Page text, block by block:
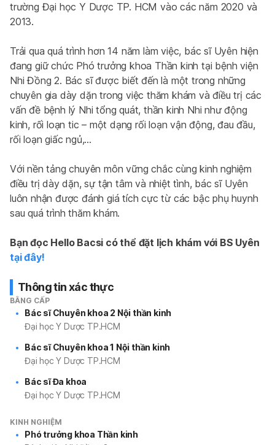
trường Đại học Y Dược TP. HCM vào các năm 2020 và
2013.
Trải qua quá trình hơn 14 năm làm việc, bác sĩ Uyên hiện
đang giữ chức Phó trưởng khoa Thần kinh tại bệnh viện
Nhi Đồng 2. Bác sĩ được biết đến là một trong những
chuyên gia dày dặn trong việc thăm khám và điều trị các
vấn đề bệnh lý Nhi tổng quát, thần kinh Nhi như động
kinh, rối loạn tic – một dạng rối loạn vận động, đau đầu,
rối loạn giấc ngủ,…
Với nền tảng chuyên môn vững chắc cùng kinh nghiệm
điều trị dày dặn, sự tận tâm và nhiệt tình, bác sĩ Uyên
luôn nhận được đánh giá tích cực từ các bậc phụ huynh
sau quá trình thăm khám.
tại đây!
Thông tin xác thực
BẰNG CẤP
Bác sĩ Chuyên khoa 2 Nội thần kinh
Đại học Y Dược TP.HCM
Bác sĩ Chuyên khoa 1 Nội thần kinh
Đại học Y Dược TP.HCM
Bác sĩ Đa khoa
Đại học Y Dược TP.HCM
KINH NGHIỆM
Phó trưởng khoa Thần kinh